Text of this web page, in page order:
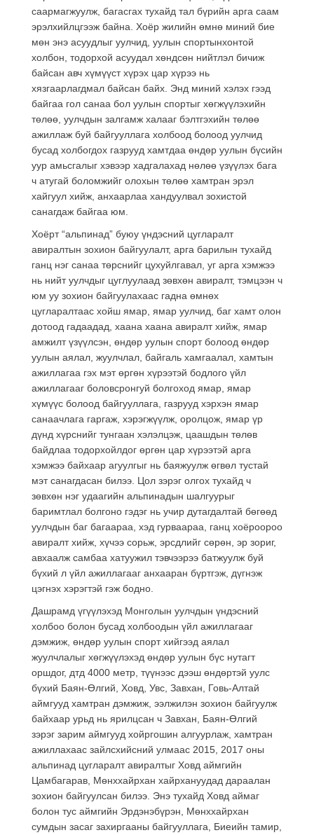
саармагжуулж, багасгах тухайд тал бүрийн арга саам
эрэлхийлцгээж байна. Хоёр жилийн өмнө миний бие
мөн энэ асуудлыг уулчид, уулын спортынхонтой
холбон, тодорхой асуудал хөндсөн нийтлэл бичиж
байсан авч хүмүүст хүрэх цар хүрээ нь
хязгаарлагдмал байсан байх. Энд миний хэлэх гээд
байгаа гол санаа бол уулын спортыг хөгжүүлэхийн
төлөө, уулчдын залгамж халааг бэлтгэхийн төлөө
ажиллаж буй байгууллага холбоод болоод уулчид
бусад холбогдох газрууд хамтдаа өндөр уулын бүсийн
уур амьсгалыг хэвээр хадгалахад нөлөө үзүүлэх бага
ч атугай боломжийг олохын төлөө хамтран эрэл
хайгуул хийж, анхаарлаа хандуулвал зохистой
санагдаж байгаа юм.
Хоёрт “альпинад” буюу үндэсний цугларалт
авиралтын зохион байгуулалт, арга барилын тухайд
ганц нэг санаа төрснийг цухуйлгавал, уг арга хэмжээ
нь нийт уулчдыг цуглуулаад зөвхөн авиралт, тэмцээн ч
юм уу зохион байгуулахаас гадна өмнөх
цугларалтаас хойш ямар, ямар уулчид, баг хамт олон
дотоод гадаадад, хаана хаана авиралт хийж, ямар
амжилт үзүүлсэн, өндөр уулын спорт болоод өндөр
уулын аялал, жуулчлал, байгаль хамгаалал, хамтын
ажиллагаа гэх мэт өргөн хүрээтэй бодлого үйл
ажиллагааг боловсронгуй болгоход ямар, ямар
хүмүүс болоод байгууллага, газрууд хэрхэн ямар
санаачлага гаргаж, хэрэгжүүлж, оролцож, ямар үр
дүнд хүрснийг тунгаан хэлэлцэж, цаашдын төлөв
байдлаа тодорхойлдог өргөн цар хүрээтэй арга
хэмжээ байхаар агуулгыг нь баяжуулж өгвөл тустай
мэт санагдасан билээ. Цол зэрэг олгох тухайд ч
зөвхөн нэг удаагийн альпинадын шалгуурыг
баримтлал болгоно гэдэг нь учир дутагдалтай бөгөөд
уулчдын баг багаараа, хэд гурваараа, ганц хоёроороо
авиралт хийж, хүчээ сорьж, эрсдлийг сөрөн, эр зориг,
авхаалж самбаа хатуужил тэвчээрээ батжуулж буй
бүхий л үйл ажиллагааг анхааран бүртгэж, дүгнэж
цэгнэх хэрэгтэй гэж бодно.
Дашрамд үгүүлэхэд Монголын уулчдын үндэсний
холбоо болон бусад холбоодын үйл ажиллагааг
дэмжиж, өндөр уулын спорт хийгээд аялал
жуулчлалыг хөгжүүлэхэд өндөр уулын бүс нутагт
оршдог, дтд 4000 метр, түүнээс дээш өндөртэй уулс
бүхий Баян-Өлгий, Ховд, Увс, Завхан, Говь-Алтай
аймгууд хамтран дэмжиж, ээлжилэн зохион байгуулж
байхаар урьд нь ярилцсан ч Завхан, Баян-Өлгий
зэрэг зарим аймгууд хойргошин алгуурлаж, хамтран
ажиллахаас зайлсхийсний улмаас 2015, 2017 оны
альпинад цугларалт авиралтыг Ховд аймгийн
Цамбагарав, Мөнххайрхан хайрхануудад дараалан
зохион байгуулсан билээ. Энэ тухайд Ховд аймаг
болон тус аймгийн Эрдэнэбүрэн, Мөнххайрхан
сумдын засаг захиргааны байгууллага, Биеийн тамир,